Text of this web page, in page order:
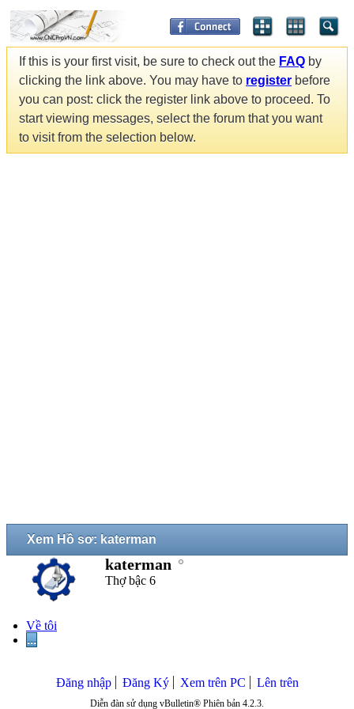
If this is your first visit, be sure to check out the FAQ by
clicking the link above. You may have to register before
you can post: click the register link above to proceed. To
start viewing messages, select the forum that you want
to visit from the selection below.
Xem Hồ sơ: katerman
katerman
Thợ bậc 6
Về tôi
...
Đăng nhập Đăng Ký Xem trên PC Lên trên
Diễn đàn sử dụng vBulletin® Phiên bản 4.2.3.